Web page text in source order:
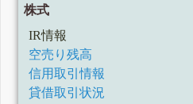
株式
IR情報
空売り残高
信用取引情報
貸借取引状況